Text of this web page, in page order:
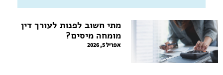
מתי חשוב לפנות לעורך דין
מומחה מיסים?
אפריל 5, 2026